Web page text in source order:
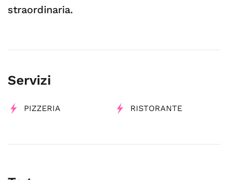
straordinaria.
Servizi
PIZZERIA RISTORANTE